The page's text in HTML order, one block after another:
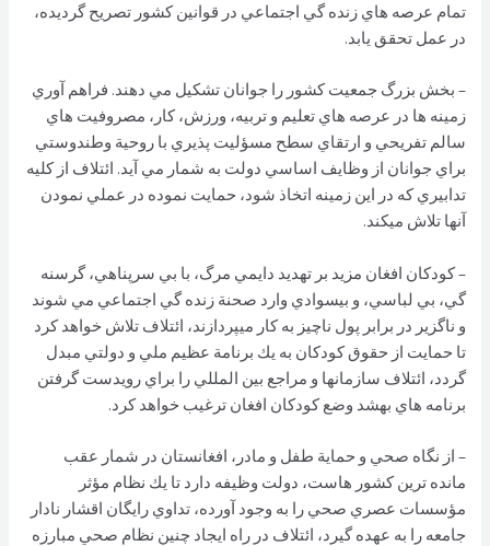
تمام عرصه هاي زنده گي اجتماعي در قوانين كشور تصريح گرديده،
در عمل تحقق يابد.
– بخش بزرگ جمعيت كشور را جوانان تشكيل مي دهند. فراهم آوري
زمینه ها در عرصه هاي تعليم و تربيه، ورزش، كار، مصروفيت هاي
سالم تفريحي و ارتقاي سطح مسؤليت پذيري با روحية وطندوستي
براي جوانان از وظايف اساسي دولت به شمار مي آيد. ائتلاف از كليه
تدابيري كه در اين زمينه اتخاذ شود، حمايت نموده در عملي نمودن
آنها تلاش ميكند.
– كودكان افغان مزيد بر تهديد دايمي مرگ، با بي سرپناهي، گرسنه
گي، بي لباسي، و بيسوادي وارد صحنة زنده گي اجتماعي مي شوند
و ناگزير در برابر پول ناچيز به كار ميپردازند، ائتلاف تلاش خواهد كرد
تا حمايت از حقوق كودكان به يك برنامة عظيم ملي و دولتي مبدل
گردد، ائتلاف سازمانها و مراجع بين المللي را براي رويدست گرفتن
برنامه هاي بهشد وضع كودكان افغان ترغيب خواهد كرد.
– از نگاه صحي و حماية طفل و مادر، افغانستان در شمار عقب
مانده ترين كشور هاست، دولت وظيفه دارد تا يك نظام مؤثر
مؤسسات عصري صحي را به وجود آورده، تداوي رايگان اقشار نادار
جامعه را به عهده گيرد، ائتلاف در راه ايجاد چنين نظام صحي مبارزه